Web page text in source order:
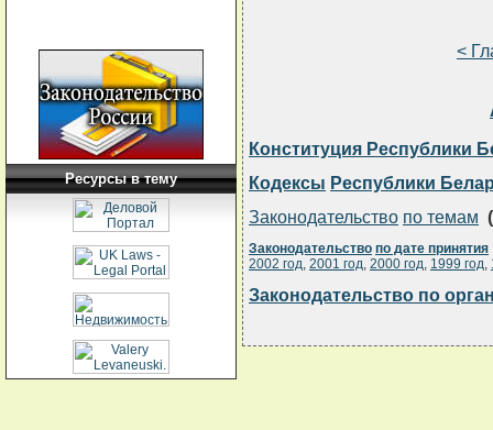
Ресурсы в тему
<
Конституция Республики
Кодексы Республики
Законодательство по темам (
Законодательство по дате принятия
2002 год, 2001 год, 2000 год, 1999 год,
Законодательство по